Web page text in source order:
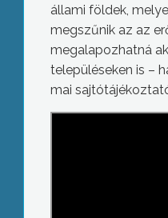
állami földek,
megszűnik az az
megalapozhatná
településeken is –
mai